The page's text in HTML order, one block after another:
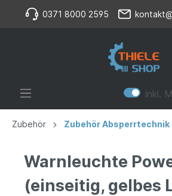
0371 8000 2595
inkl.
Zubehör Zubehör Absperrtechnik
Warnleuchte
(einseitig, gelbes